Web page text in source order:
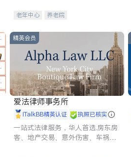
老年中心 养老院
精英会员
爱法律师事务所
iTalkBB精英认证 执照已核实
一站式法律服务，华人首选.房东房
客、地产交易、意外伤害、车祸重